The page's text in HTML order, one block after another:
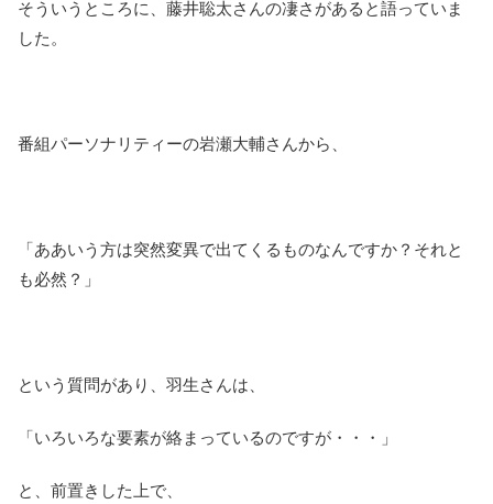
そういうところに、藤井聡太さんの凄さがあると語っていま
した。
番組パーソナリティーの岩瀬大輔さんから、
「ああいう方は突然変異で出てくるものなんですか？それと
も必然？」
という質問があり、羽生さんは、
「いろいろな要素が絡まっているのですが・・・」
と、前置きした上で、